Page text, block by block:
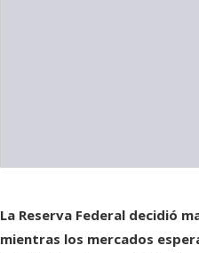
La Reserva Federal decidió
mientras los mercados